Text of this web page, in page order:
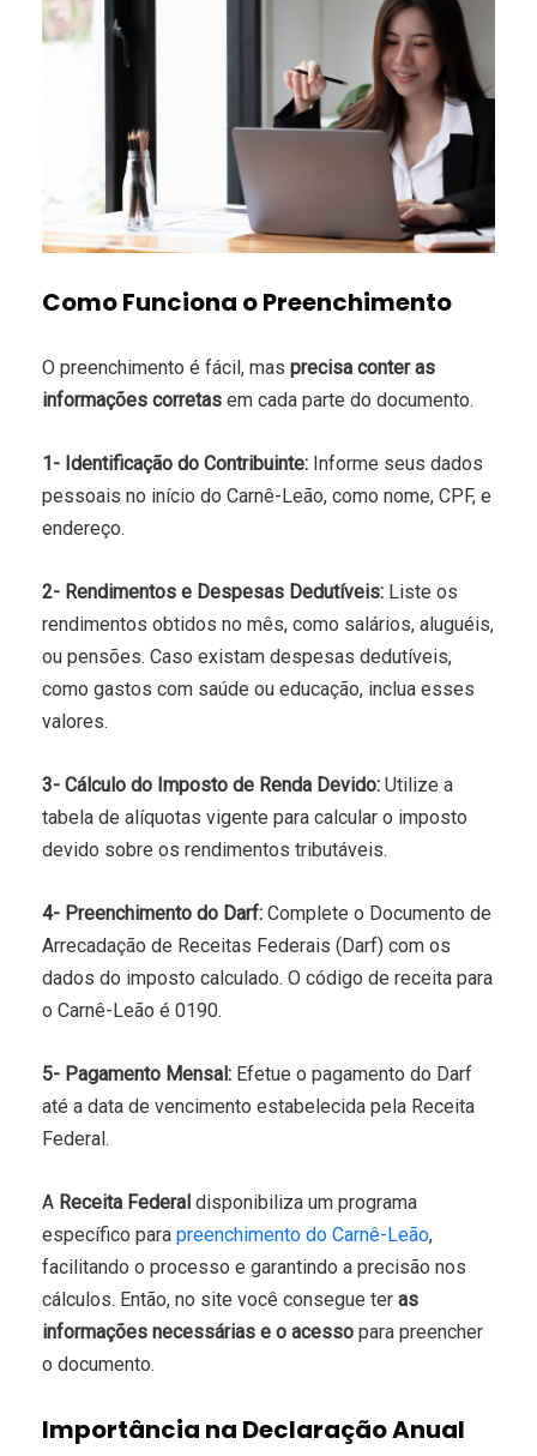
Como Funciona o Preenchimento
O preenchimento é fácil, mas precisa conter as
informações corretas em cada parte do documento.
1- Identificação do Contribuinte: Informe seus dados
pessoais no início do Carnê-Leão, como nome, CPF, e
endereço.
2- Rendimentos e Despesas Dedutíveis: Liste os
rendimentos obtidos no mês, como salários, aluguéis,
ou pensões. Caso existam despesas dedutíveis,
como gastos com saúde ou educação, inclua esses
valores.
3- Cálculo do Imposto de Renda Devido: Utilize a
tabela de alíquotas vigente para calcular o imposto
devido sobre os rendimentos tributáveis.
4- Preenchimento do Darf: Complete o Documento de
Arrecadação de Receitas Federais (Darf) com os
dados do imposto calculado. O código de receita para
o Carnê-Leão é 0190.
5- Pagamento Mensal: Efetue o pagamento do Darf
até a data de vencimento estabelecida pela Receita
Federal.
A Receita Federal disponibiliza um programa
específico para preenchimento do Carnê-Leão,
facilitando o processo e garantindo a precisão nos
cálculos. Então, no site você consegue ter as
informações necessárias e o acesso para preencher
o documento.
Importância na Declaração Anual